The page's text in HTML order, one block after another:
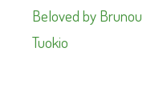
Beloved by Brunou
Tuokio